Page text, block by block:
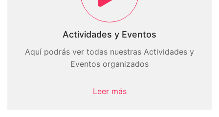
Actividades y Eventos
Aquí podrás ver todas nuestras Actividades y
Eventos organizados
Leer más